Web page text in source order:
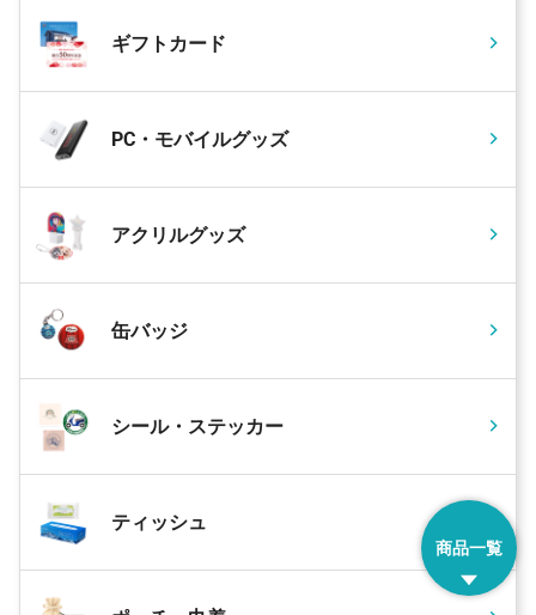
商品一覧
ギフトカード
PC・モバイルグッズ
アクリルグッズ
缶バッジ
シール・ステッカー
ティッシュ